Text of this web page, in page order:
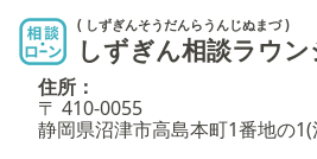
( しずぎんそうだんらうんじぬまづ )
しずぎん相談ラウ
住所：
〒 410-0055
静岡県沼津市高島本町1番地の